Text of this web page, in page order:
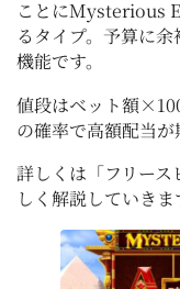
ことにMysterious
るタイプ。予算に
機能です。
値段はベット額
の確率で高額配当が
詳しくは「フリー
しく解説していきま